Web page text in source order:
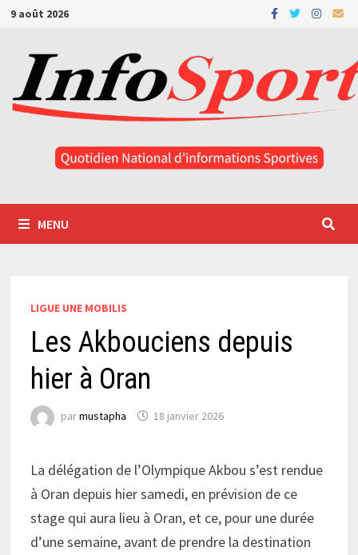
Passer
contenu
9 août 2026
MENU
LIGUE UNE MOBILIS
Les Akbouciens depuis
hier à Oran
parmustapha 18 janvier 2026
La délégation de l’Olympique Akbou s’est rendue
à Oran depuis hier samedi, en prévision de ce
stage qui aura lieu à Oran, et ce, pour une durée
d’une semaine, avant de prendre la destination